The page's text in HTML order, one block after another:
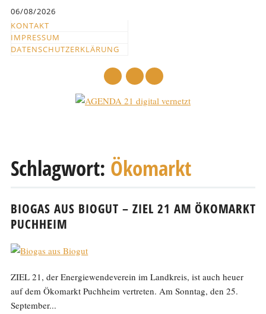
springen
06/08/2026
KONTAKT
IMPRESSUM
DATENSCHUTZERKLÄRUNG
zum
Schlagwort: Ökomarkt
BIOGAS AUS BIOGUT – ZIEL 21 AM ÖKOMARKT
PUCHHEIM
ZIEL 21, der Energiewendeverein im Landkreis, ist auch heuer
auf dem Ökomarkt Puchheim vertreten. Am Sonntag, den 25.
September...